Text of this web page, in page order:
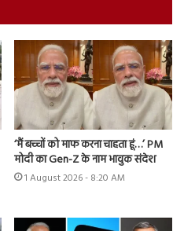
‘मैं बच्चों को माफ करना चाहता हूं…’ PM
मोदी का Gen-Z के नाम भावुक संदेश
1 August 2026 - 8:20 AM